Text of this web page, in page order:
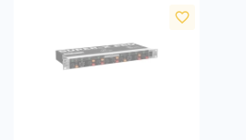
favorite_border